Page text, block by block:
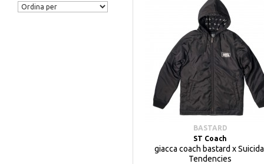
BASTARD
ST Coach
giacca coach bastard x
Tendencies